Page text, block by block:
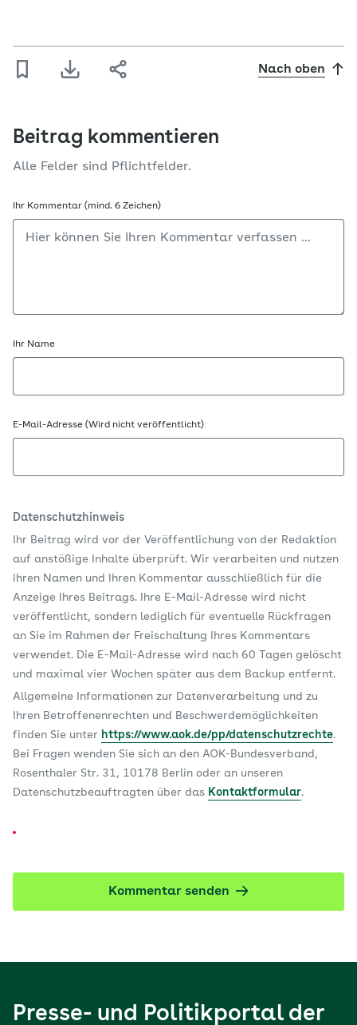
Nach oben
Beitrag kommentieren
Alle Felder sind Pflichtfelder.
Ihr Kommentar (mind. 6 Zeichen)
Ihr Name
E-Mail-Adresse (Wird nicht veröffentlicht)
Datenschutzhinweis
Ihr Beitrag wird vor der Veröffentlichung von der Redaktion
auf anstößige Inhalte überprüft. Wir verarbeiten und nutzen
Ihren Namen und Ihren Kommentar ausschließlich für die
Anzeige Ihres Beitrags. Ihre E-Mail-Adresse wird nicht
veröffentlicht, sondern lediglich für eventuelle Rückfragen
an Sie im Rahmen der Freischaltung Ihres Kommentars
verwendet. Die E-Mail-Adresse wird nach 60 Tagen gelöscht
und maximal vier Wochen später aus dem Backup entfernt.
Allgemeine Informationen zur Datenverarbeitung und zu
Ihren Betroffenenrechten und Beschwerdemöglichkeiten
finden Sie unter https://www.aok.de/pp/datenschutzrechte.
Bei Fragen wenden Sie sich an den AOK-Bundesverband,
Rosenthaler Str. 31, 10178 Berlin oder an unseren
Datenschutzbeauftragten über das Kontaktformular.
Kommentar senden
Presse- und Politikportal der